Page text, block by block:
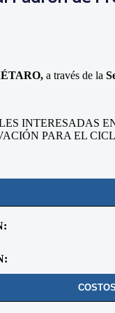
a través de la
INTERESADAS
PARA EL